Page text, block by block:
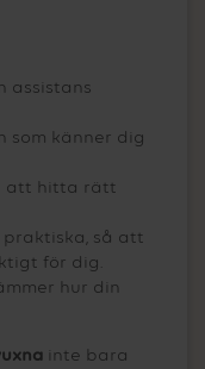
assistans
som känner dig
att hitta rätt
så att
för dig.
hur din
inte bara